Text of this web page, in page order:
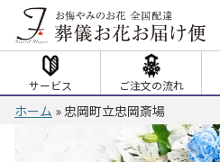
サービス ご注文の流れ
ホーム »忠岡町立忠岡斎場